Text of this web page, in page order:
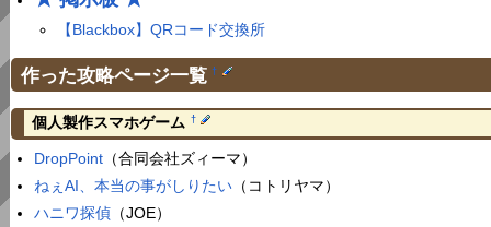
【Blackbox】QRコード交換所
作った攻略ページ一覧 †
個人製作スマホゲーム †
DropPoint（合同会社ズィーマ）
ねぇAI、本当の事がしりたい（コトリヤマ）
ハニワ探偵（JOE）